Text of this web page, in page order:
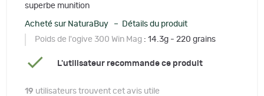
superbe munition
Acheté sur NaturaBuy – Détails du produit
Poids de l'ogive 300 Win Mag : 14.3g - 220 grains
L'utilisateur recommande ce produit
19 utilisateurs trouvent cet avis utile